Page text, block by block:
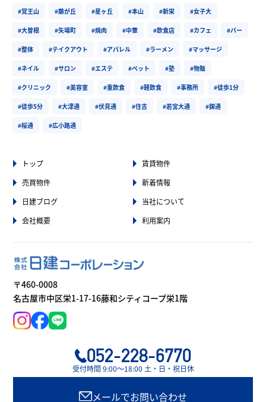
#覚王山 #藤が丘 #星ヶ丘 #本山 #新栄 #女子大
#大曽根 #矢場町 #焼肉 #中華 #飲食店 #カフェ #バー
#整体 #テイクアウト #アパレル #ラーメン #マッサージ
#ネイル #サロン #エステ #ペット #塾 #物販
#クリニック #美容室 #重飲食 #軽飲食 #事務所 #徒歩1分
#徒歩5分 #大津通 #伏見通 #住吉 #若宮大通 #錦通
#桜通 #広小路通
トップ
賃貸物件
売買物件
新着情報
日建ブログ
当社について
会社概要
利用案内
〒460-0008
名古屋市中区栄1-17-16藤和シティコープ栄1階
052-228-6770
受付時間 9:00〜18:00 土・日・祝日休
メールでお問い合わせ